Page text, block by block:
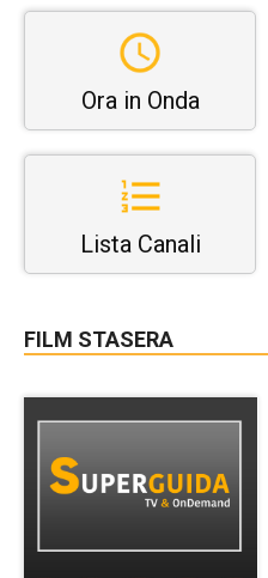
Ora in Onda
Lista Canali
FILM STASERA